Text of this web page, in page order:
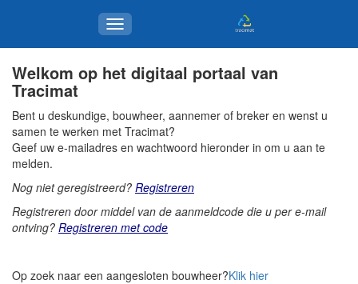
Welkom op het digitaal portaal van
Tracimat
Bent u deskundige, bouwheer, aannemer of breker en wenst u
samen te werken met Tracimat?
Geef uw e-mailadres en wachtwoord hieronder in om u aan te
melden.
Nog niet geregistreerd? Registreren
Registreren door middel van de aanmeldcode die u per e-mail
ontving? Registreren met code
Op zoek naar een aangesloten bouwheer?Klik hier